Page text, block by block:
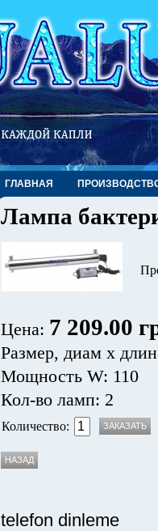
ГЛАВНАЯ
Лампа
Цена: 7 209.00
Размер, диам х
Мощность W: 110
Кол-во ламп: 2
Количество:
telefon dinleme